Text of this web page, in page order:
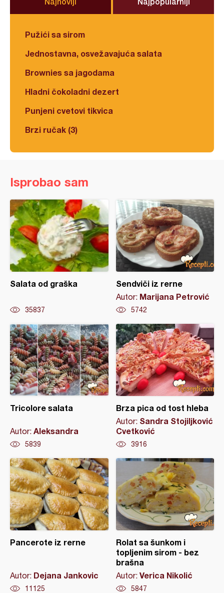
Pužići sa sirom
Jednostavna, osvežavajuća salata
Brownies sa jagodama
Hladni čokoladni dezert
Punjeni cvetovi tikvica
Brzi ručak (3)
Isprobao sam
Salata od graška
35837
Sendviči iz rerne
Autor: Marijana Petrović
5742
Tricolore salata
Autor: Aleksandra
5839
Brza pica od tost hleba
Autor: Sandra Stojiljković
Cvetković
3916
Pancerote iz rerne
Autor: Dejana Jankovic
11125
Rolat sa šunkom i
topljenim sirom - bez
brašna
Autor: Verica Nikolić
5847